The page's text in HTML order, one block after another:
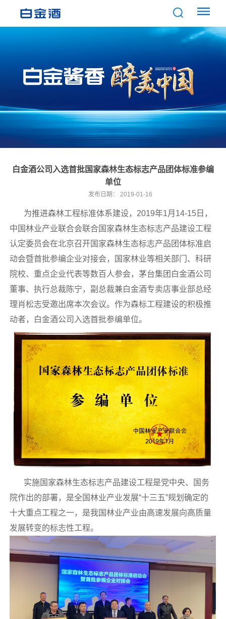
白金酒公司入选首批国家森林生态标志产品团体标准参编
单位
发布日期： 2019-01-16
为推进森林工程标准体系建设，2019年1月14-15日，
中国林业产业联合会联合国家森林生态标志产品建设工程
认定委员会在北京召开国家森林生态标志产品团体标准启
动会暨首批参编企业对接会，国家林业等相关部门、科研
院校、重点企业代表等数百人参会，茅台集团白金酒公司
董事、执行总裁陈宁，副总裁兼白金酒专卖店事业部总经
理肖松志受邀出席本次会议。作为森标工程建设的积极推
动者，白金酒公司入选首批参编单位。
实施国家森林生态标志产品建设工程是党中央、国务
院作出的部署，是全国林业产业发展“十三五”规划确定的
十大重点工程之一，是我国林业产业由高速发展向高质量
发展转变的标志性工程。